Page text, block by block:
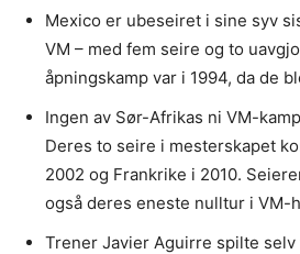
Mexico er ubeseiret i sine syv
VM – med fem seire og to
åpningskamp var i 1994, da de
Ingen av Sør-Afrikas ni VM-
Deres to seire i mesterskapet
2002 og Frankrike i 2010.
også deres eneste nulltur i VM-
Trener Javier Aguirre spilte selv